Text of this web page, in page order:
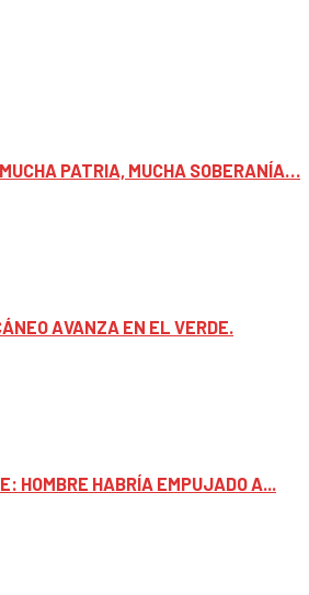
PATRIA, MUCHA SOBERANÍA…
AVANZA EN EL VERDE.
HOMBRE HABRÍA EMPUJADO A...